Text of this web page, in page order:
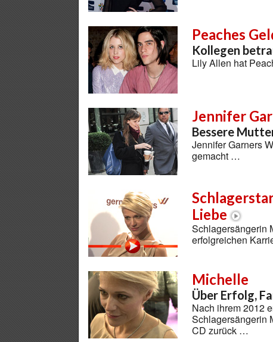
Peaches
Kollegen
Lily Allen hat
Jennifer
Bessere
Jennifer Garners
gemacht …
Liebe
Schlagersängerin
erfolgreichen
Michelle
Über Erfolg,
Nach ihrem 2012
Schlagersängerin
CD zurück …